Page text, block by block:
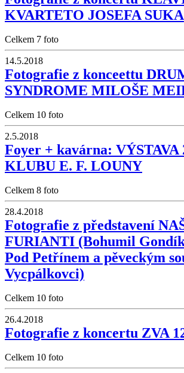
KVARTETO JOSEFA SUKA
Celkem 7 foto
14.5.2018
Fotografie z konceettu
SYNDROME MILOŠE
Celkem 10 foto
2.5.2018
Foyer + kavárna: VÝSTAVA
KLUBU E. F. LOUNY
Celkem 8 foto
28.4.2018
Fotografie z představení
FURIANTI (Bohumil
Pod Petřínem a pěveckým
Vycpálkovci)
Celkem 10 foto
26.4.2018
Fotografie z koncertu ZVA
Celkem 10 foto